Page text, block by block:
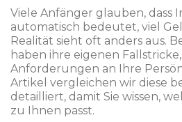
Viele Anfänger glauben, dass
automatisch bedeutet, viel
Realität sieht oft anders aus.
haben ihre eigenen
Anforderungen an Ihre
Artikel vergleichen wir diese
detailliert, damit Sie wissen,
zu Ihnen passt.